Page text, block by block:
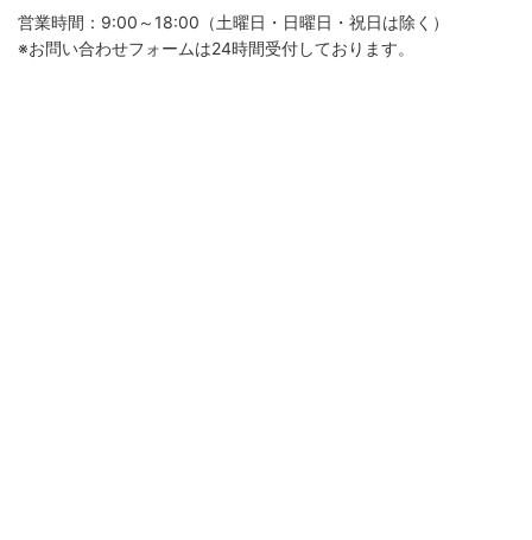
営業時間：9:00～18:00（土曜日・日曜日・祝日は除く）
※お問い合わせフォームは24時間受付しております。